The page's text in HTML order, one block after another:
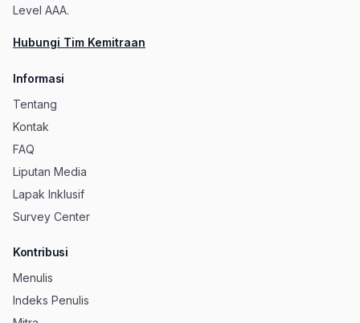
Level AAA.
Hubungi Tim Kemitraan
Informasi
Tentang
Kontak
FAQ
Liputan Media
Lapak Inklusif
Survey Center
Kontribusi
Menulis
Indeks Penulis